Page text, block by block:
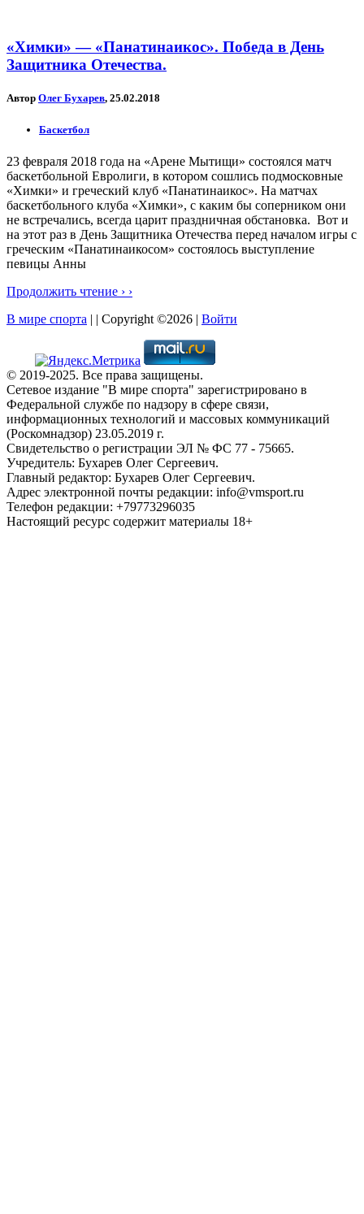
«Химки» — «Панатинаикос». Победа в День
Защитника Отечества.
Автор Олег Бухарев, 25.02.2018
Баскетбол
23 февраля 2018 года на «Арене Мытищи» состоялся матч
баскетбольной Евролиги, в котором сошлись подмосковные
«Химки» и греческий клуб «Панатинаикос». На матчах
баскетбольного клуба «Химки», с каким бы соперником они
не встречались, всегда царит праздничная обстановка. Вот и
на этот раз в День Защитника Отечества перед началом игры с
греческим «Панатинаикосом» состоялось выступление
певицы Анны
Продолжить чтение › ›
В мире спорта | | Copyright ©2026 | Войти
© 2019-2025. Все права защищены.
Сетевое издание "В мире спорта" зарегистрировано в
Федеральной службе по надзору в сфере связи,
информационных технологий и массовых коммуникаций
(Роскомнадзор) 23.05.2019 г.
Свидетельство о регистрации ЭЛ № ФС 77 - 75665.
Учредитель: Бухарев Олег Сергеевич.
Главный редактор: Бухарев Олег Сергеевич.
Адрес электронной почты редакции: info@vmsport.ru
Телефон редакции: +79773296035
Настоящий ресурс содержит материалы 18+